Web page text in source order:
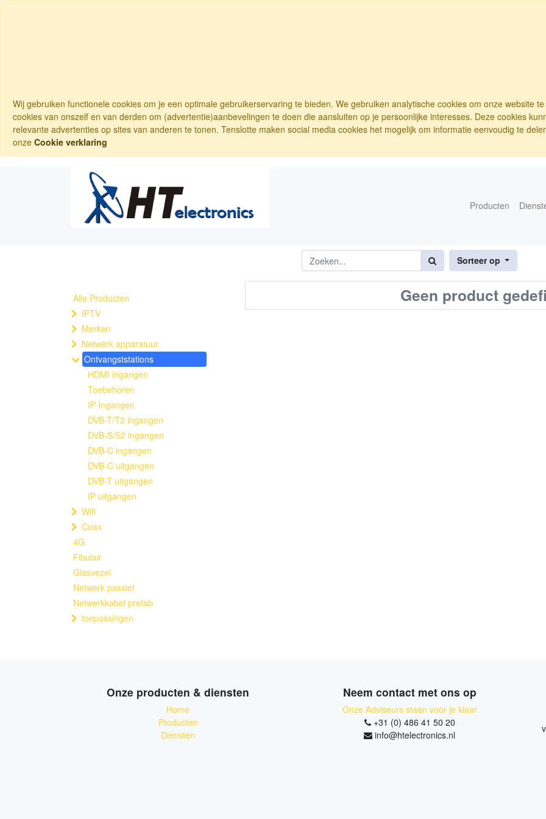
Wij gebruiken functionele cookies om je een optimale gebruikerservaring te bieden. We gebruiken analytische cookies om onze website
cookies van onszelf en van derden om (advertentie)aanbevelingen te doen die aansluiten op je persoonlijke interesses. Deze cookies
relevante advertenties op sites van anderen te tonen. Tenslotte maken social media cookies het mogelijk om informatie eenvoudig te
onze Cookie verklaring
Producten
Sorteer op
Alle Producten
IPTV
Merken
Netwerk apparatuur
Ontvangststations
HDMI ingangen
Toebehoren
IP Ingangen
DVB-T/T2 ingangen
DVB-S/S2 ingangen
DVB-C ingangen
DVB-C uitgangen
DVB-T uitgangen
IP uitgangen
Wifi
Coax
4G
Fibulair
Glasvezel
Netwerk passief
Netwerkkabel prefab
toepassingen
Geen product
Onze producten & diensten
Home
Producten
Diensten
Neem contact met ons op
Onze Adviseurs staan voor je klaar
+31 (0) 486 41 50 20
info@htelectronics.nl